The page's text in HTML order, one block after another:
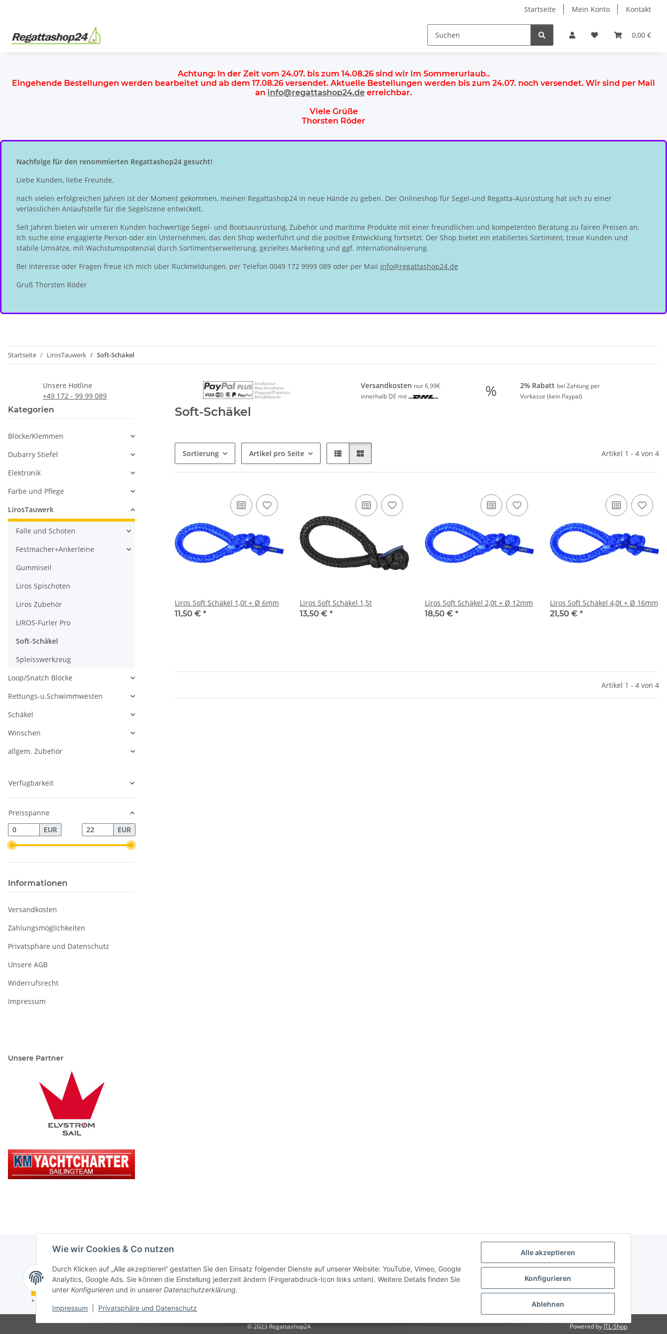
Alle akzeptieren
Konfigurieren
Ablehnen
Wie wir Cookies & Co nutzen
Durch Klicken auf „Alle akzeptieren“ gestatten Sie den Einsatz folgender Dienste auf unserer Website: YouTube, Vimeo, Google
Analytics, Google Ads. Sie können die Einstellung jederzeit ändern (Fingerabdruck-Icon links unten). Weitere Details finden Sie
unter Konfigurieren und in unserer Datenschutzerklärung.
Impressum Privatsphäre und Datenschutz
Startseite Mein Konto Kontakt
0,00 €
Achtung: In der Zeit vom 24.07. bis zum 14.08.26 sind wir im Sommerurlaub..
Eingehende Bestellungen werden bearbeitet und ab dem 17.08.26 versendet. Aktuelle Bestellungen werden bis zum 24.07. noch versendet. Wir sind per Mail
an info@regattashop24.de erreichbar.
Viele Grüße
Thorsten Röder
Nachfolge für den renommierten Regattashop24 gesucht!
Liebe Kunden, liebe Freunde,
nach vielen erfolgreichen Jahren ist der Moment gekommen, meinen Regattashop24 in neue Hände zu geben. Der Onlineshop für Segel-und Regatta-Ausrüstung hat sich zu einer
verlässlichen Anlaufstelle für die Segelszene entwickelt.
Seit Jahren bieten wir unseren Kunden hochwertige Segel- und Bootsausrüstung, Zubehör und maritime Produkte mit einer freundlichen und kompetenten Beratung zu fairen Preisen an.
Ich suche eine engagierte Person oder ein Unternehmen, das den Shop weiterführt und die positive Entwicklung fortsetzt. Der Shop bietet ein etabliertes Sortiment, treue Kunden und
stabile Umsätze, mit Wachstumspotenzial durch Sortimentserweiterung, gezieltes Marketing und ggf. Internationalisierung.
Bei Interesse oder Fragen freue ich mich über Rückmeldungen, per Telefon 0049 172 9999 089 oder per Mail info@regattashop24.de
Gruß Thorsten Röder
Startseite LirosTauwerk Soft-Schäkel
Unsere Hotline
+49 172 - 99 99 089
Versandkosten nur 6,99€
innerhalb DE mit
% 2% Rabatt bei Zahlung per
Vorkasse (kein Paypal)
Soft-Schäkel
Sortierung Artikel pro Seite Artikel 1 - 4 von 4
Liros Soft Schäkel 1,0t + Ø 6mm
11,50 € *
Liros Soft Schäkel 1,5t
13,50 € *
Liros Soft Schäkel 2,0t + Ø 12mm
18,50 € *
Liros Soft Schäkel 4,0t + Ø 16mm
21,50 € *
Artikel 1 - 4 von 4
Kategorien
Blöcke/Klemmen
Dubarry Stiefel
Elektronik
Farbe und Pflege
LirosTauwerk
Falle und Schoten
Festmacher+Ankerleine
Gummiseil
Liros Spischoten
Liros Zubehör
LIROS-Furler Pro
Soft-Schäkel
Spleisswerkzeug
Loop/Snatch Blöcke
Rettungs-u.Schwimmwesten
Schäkel
Winschen
allgem. Zubehör
Verfügbarkeit
Preisspanne
EUR
EUR
Informationen
Versandkosten
Zahlungsmöglichkeiten
Privatsphäre und Datenschutz
Unsere AGB
Widerrufsrecht
Impressum
Unsere Partner
Vertrag widerrufen
* Alle Preise inkl. gesetzlicher USt., zzgl.
© 2023 Regattashop24 Powered by JTL-Shop